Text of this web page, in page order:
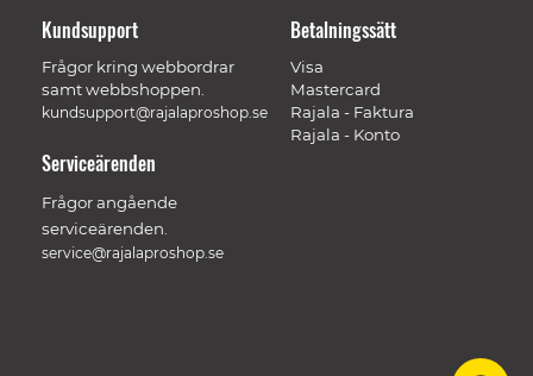
Betalningssätt
Visa
Mastercard
Rajala - Faktura
Rajala - Konto
Kundsupport
Frågor kring webbordrar
samt webbshoppen.
kundsupport@rajalaproshop.se
Serviceärenden
Frågor angående
serviceärenden.
service@rajalaproshop.se